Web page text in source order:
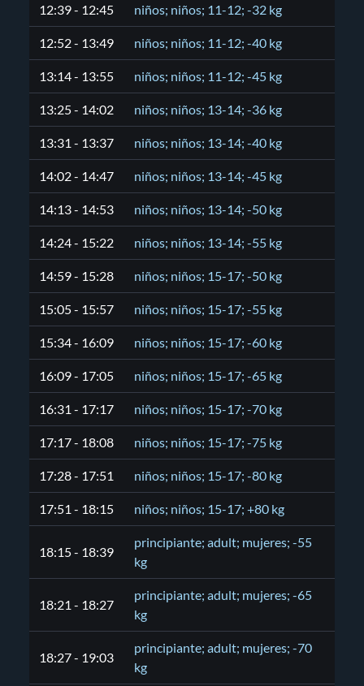
12:39 - 12:45 niños; niños; 11-12; -32 kg
12:52 - 13:49 niños; niños; 11-12; -40 kg
13:14 - 13:55 niños; niños; 11-12; -45 kg
13:25 - 14:02 niños; niños; 13-14; -36 kg
13:31 - 13:37 niños; niños; 13-14; -40 kg
14:02 - 14:47 niños; niños; 13-14; -45 kg
14:13 - 14:53 niños; niños; 13-14; -50 kg
14:24 - 15:22 niños; niños; 13-14; -55 kg
14:59 - 15:28 niños; niños; 15-17; -50 kg
15:05 - 15:57 niños; niños; 15-17; -55 kg
15:34 - 16:09 niños; niños; 15-17; -60 kg
16:09 - 17:05 niños; niños; 15-17; -65 kg
16:31 - 17:17 niños; niños; 15-17; -70 kg
17:17 - 18:08 niños; niños; 15-17; -75 kg
17:28 - 17:51 niños; niños; 15-17; -80 kg
17:51 - 18:15 niños; niños; 15-17; +80 kg
18:15 - 18:39
principiante; adult; mujeres; -55
kg
18:21 - 18:27
principiante; adult; mujeres; -65
kg
18:27 - 19:03
principiante; adult; mujeres; -70
kg